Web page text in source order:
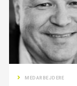
MEDARBEJDERE